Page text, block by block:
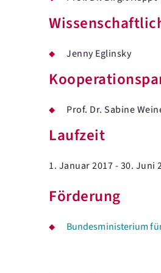
Jenny Eglinsky
Prof. Dr. Sabine
Laufzeit
1. Januar 2017 - 30. Juni
Förderung
Bundesministerium